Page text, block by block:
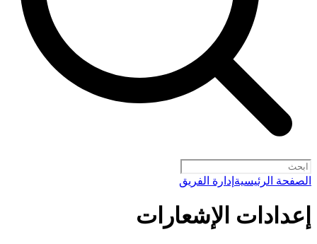
الصفحة الرئيسية إدارة الفريق
إعدادات الإشعارات